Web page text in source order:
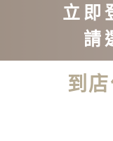
立即
請
到